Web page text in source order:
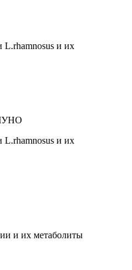
L.rhamnosus и их
L.rhamnosus и их
и их метаболиты